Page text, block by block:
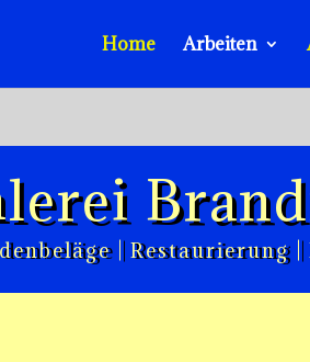
Home Arbeiten
| Restaurierung